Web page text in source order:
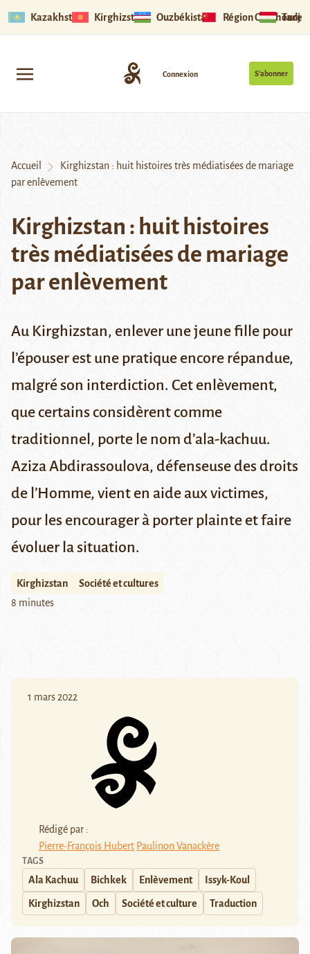
Kazakhstan Kirghizstan Ouzbékistan Région Ouïghoure
S’abonner
Connexion
Accueil
Kirghizstan : huit histoires très médiatisées de mariage
par enlèvement
Kirghizstan : huit histoires
très médiatisées de mariage
par enlèvement
Au Kirghizstan, enlever une jeune fille pour
l’épouser est une pratique encore répandue,
malgré son interdiction. Cet enlèvement,
que certains considèrent comme
traditionnel, porte le nom d’ala-kachuu.
Aziza Abdirassoulova, défenseuse des droits
de l’Homme, vient en aide aux victimes,
pour les encourager à porter plainte et faire
évoluer la situation.
Kirghizstan
Société et cultures
8 minutes
1 mars 2022
Rédigé par :
Pierre-François Hubert Paulinon Vanackère
TAGS
Ala Kachuu Bichkek Enlèvement Issyk-Koul
Kirghizstan Och Société et culture Traduction